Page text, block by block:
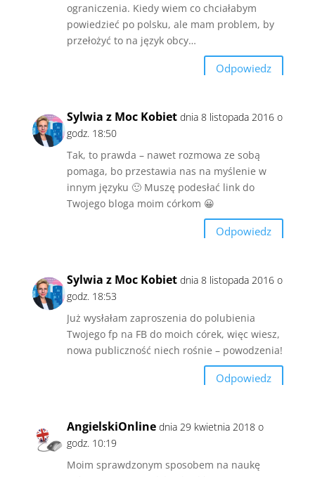
ograniczenia. Kiedy wiem co chciałabym
powiedzieć po polsku, ale mam problem, by
przełożyć to na język obcy…
Odpowiedz
Sylwia z Moc Kobiet dnia 8 listopada 2016 o
godz. 18:50
Tak, to prawda – nawet rozmowa ze sobą
pomaga, bo przestawia nas na myślenie w
innym języku 🙂 Muszę podesłać link do
Twojego bloga moim córkom 😀
Odpowiedz
Sylwia z Moc Kobiet dnia 8 listopada 2016 o
godz. 18:53
Już wysłałam zaproszenia do polubienia
Twojego fp na FB do moich córek, więc wiesz,
nowa publiczność niech rośnie – powodzenia!
Odpowiedz
AngielskiOnline dnia 29 kwietnia 2018 o
godz. 10:19
Moim sprawdzonym sposobem na naukę